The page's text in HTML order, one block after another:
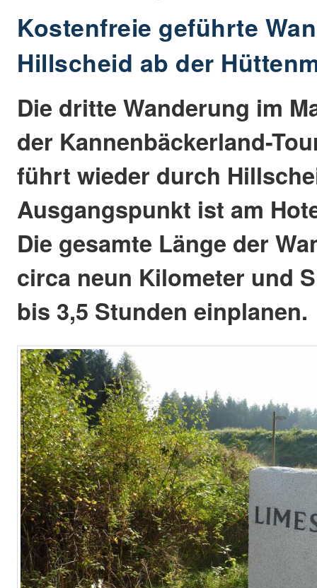
Kostenfreie geführte
Hillscheid ab der
Die dritte Wanderung im
der Kannenbäckerland-
führt wieder durch
Ausgangspunkt ist am
Die gesamte Länge der
circa neun Kilometer und
bis 3,5 Stunden einplanen.